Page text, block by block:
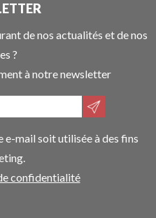
de nos actualités et de nos
?
à notre newsletter
e-mail soit utilisée à des fins
confidentialité